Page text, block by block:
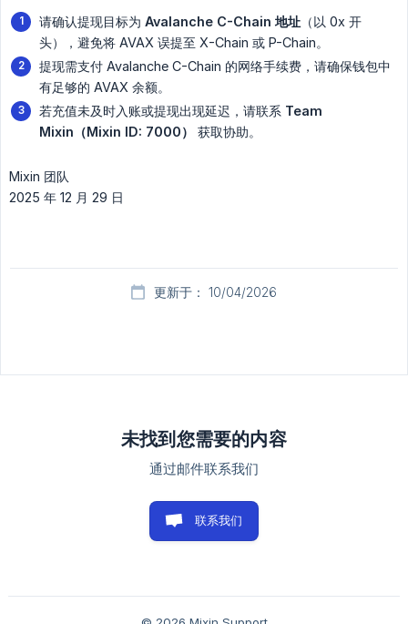
请确认提现目标为 Avalanche C-Chain 地址 （以 0x 开
头），避免将 AVAX 误提至 X-Chain 或 P-Chain。
提现需支付 Avalanche C-Chain 的网络手续费，请确保钱包中
有足够的 AVAX 余额。
若充值未及时入账或提现出现延迟，请联系 Team
Mixin（Mixin ID: 7000）
获取协助。
Mixin 团队
2025 年 12 月 29 日
更新于： 10/04/2026
未找到您需要的内容
通过邮件联系我们
联系我们